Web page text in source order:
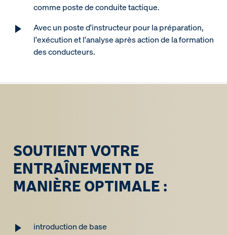
comme poste de conduite tactique.
Avec un poste d'instructeur pour la préparation,
l'exécution et l'analyse après action de la formation
des conducteurs.
SOUTIENT VOTRE
ENTRAÎNEMENT DE
MANIÈRE OPTIMALE :
introduction de base